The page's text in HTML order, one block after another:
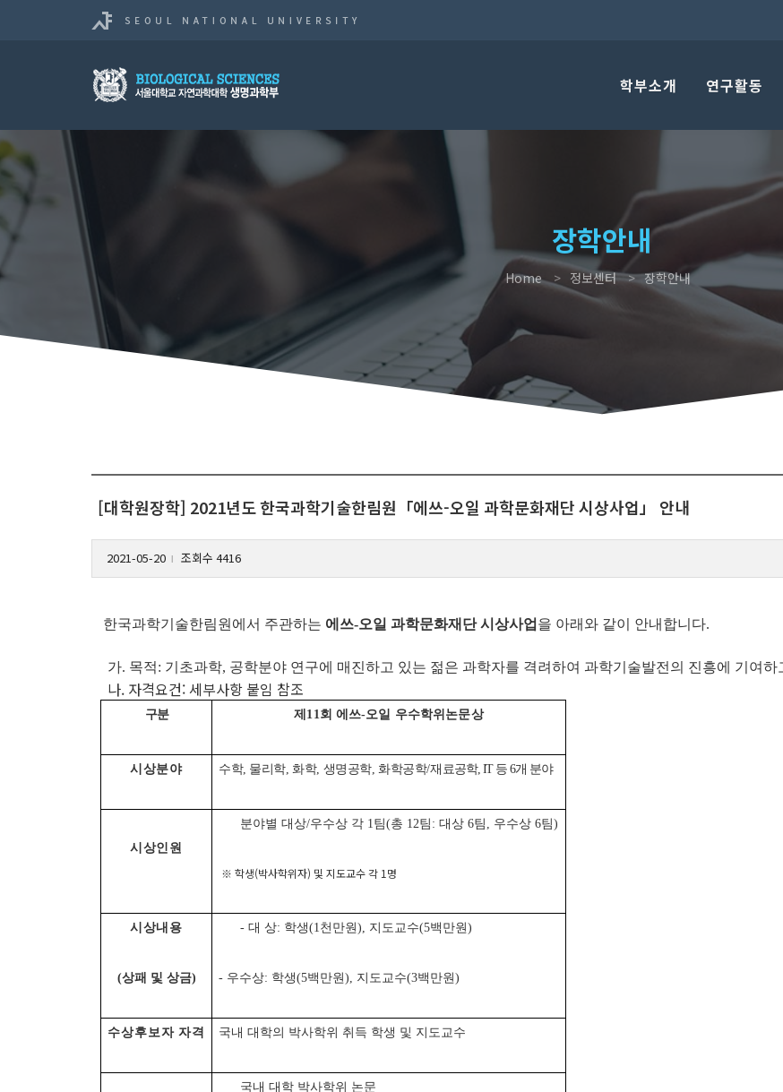
학부소개 연구활동
장학안내
Home 정보센터 장학안내
[대학원장학] 2021년도 한국과학기술한림원「에쓰-오일 과학문화재단 시상사업」 안내
2021-05-20 l 조회수 4416
한국과학기술한림원에서 주관하는 에쓰-오일 과학문화재단 시상사업 을 아래와 같이 안내합니다.
가. 목적: 기초과학, 공학분야 연구에 매진하고 있는 젊은 과학자를 격려하여 과학기술발전의 진흥에 기여하
나. 자격요건: 세부사항 붙임 참조
구 분 제11회 에쓰-오일 우수학위논문상
시상분야 수학, 물리학, 화학, 생명공학, 화학공학/재료공학, IT 등 6개 분야
시상인원
분야별 대상/우수상 각 1팀(총 12팀: 대상 6팀, 우수상 6팀)
※ 학생(박사학위자) 및 지도교수 각 1명
시상내용
(상패 및 상금)
- 대 상: 학생(1천만원), 지도교수(5백만원)
- 우수상: 학생(5백만원), 지도교수(3백만원)
수상후보자 자격 국내 대학의 박사학위 취득 학생 및 지도교수
국내 대학 박사학위 논문